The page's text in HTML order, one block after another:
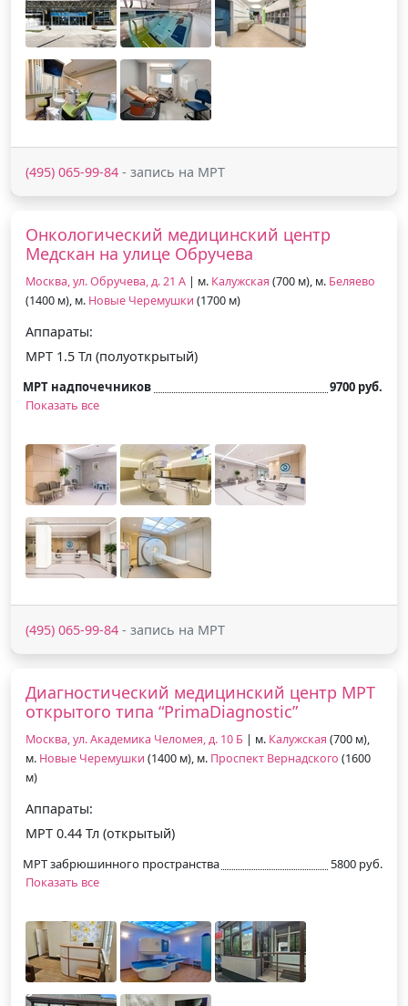
(495) 065-99-84 - запись на МРТ
Онкологический медицинский центр
Медскан на улице Обручева
Москва, ул. Обручева, д. 21 А | м. Калужская (700 м), м. Беляево
(1400 м), м. Новые Черемушки (1700 м)
Аппараты:
МРТ 1.5 Тл (полуоткрытый)
МРТ надпочечников
9700 руб.
Показать все
(495) 065-99-84 - запись на МРТ
Диагностический медицинский центр МРТ
открытого типа “PrimaDiagnostic”
Москва, ул. Академика Челомея, д. 10 Б | м. Калужская (700 м),
м. Новые Черемушки (1400 м), м. Проспект Вернадского (1600
м)
Аппараты:
МРТ 0.44 Тл (открытый)
МРТ забрюшинного пространства
5800 руб.
Показать все